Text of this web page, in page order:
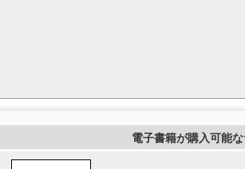
電子書籍が購入可能